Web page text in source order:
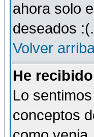
ahora solo
deseados :(.
Volver
He
Lo
conceptos